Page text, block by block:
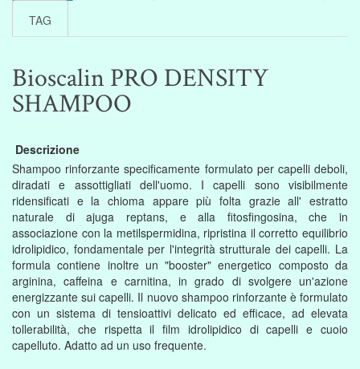
TAG
Bioscalin PRO DENSITY
SHAMPOO
Descrizione
Shampoo rinforzante specificamente formulato per capelli deboli,
diradati e assottigliati dell'uomo. I capelli sono visibilmente
ridensificati e la chioma appare più folta grazie all' estratto
naturale di ajuga reptans, e alla fitosfingosina, che in
associazione con la metilspermidina, ripristina il corretto equilibrio
idrolipidico, fondamentale per l'integrità strutturale dei capelli. La
formula contiene inoltre un "booster" energetico composto da
arginina, caffeina e carnitina, in grado di svolgere un'azione
energizzante sui capelli. Il nuovo shampoo rinforzante è formulato
con un sistema di tensioattivi delicato ed efficace, ad elevata
tollerabilità, che rispetta il film idrolipidico di capelli e cuoio
capelluto. Adatto ad un uso frequente.